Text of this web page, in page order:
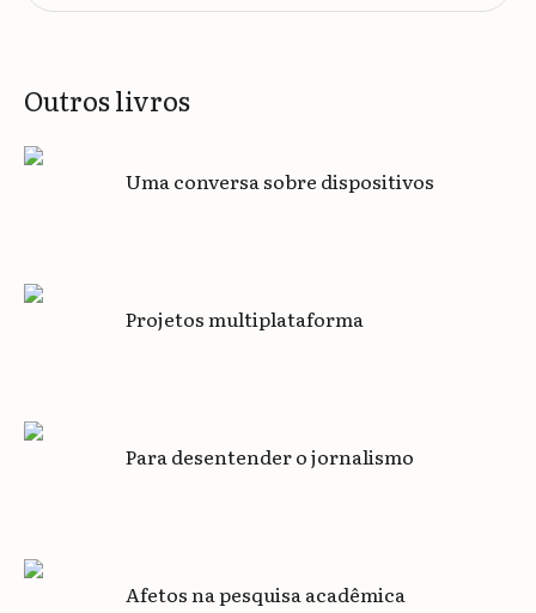
Outros livros
Uma conversa sobre dispositivos
Projetos multiplataforma
Para desentender o jornalismo
Afetos na pesquisa acadêmica